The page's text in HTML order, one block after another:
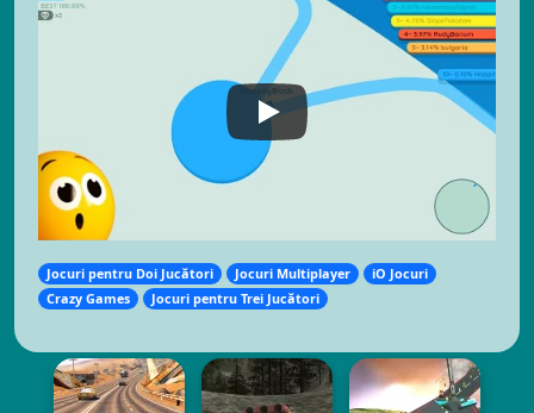
Jocuri pentru Doi Jucători Jocuri Multiplayer
iO Jocuri
Crazy Games
Jocuri pentru Trei Jucători